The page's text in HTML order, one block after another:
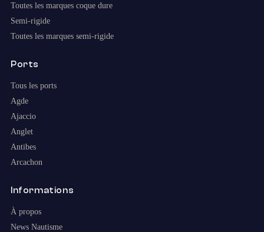
Toutes les marques coque dure
Semi-rigide
Toutes les marques semi-rigide
Ports
Tous les ports
Agde
Ajaccio
Anglet
Antibes
Arcachon
Informations
À propos
News Nautisme